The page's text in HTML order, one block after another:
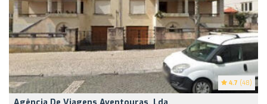
4.7 (48)